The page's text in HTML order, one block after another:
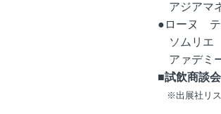
アジアマ
●ローヌ テ
ソムリエ
アァデミ
■試飲商談
※出展社リス